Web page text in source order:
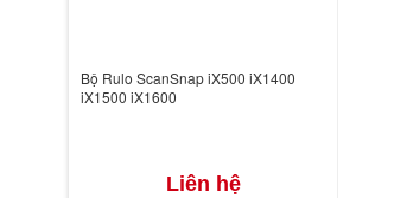
Bộ Rulo ScanSnap iX500 iX1400
iX1500 iX1600
Liên hệ